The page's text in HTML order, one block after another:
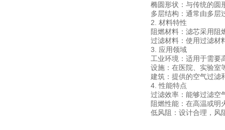
椭圆形状：与传统的圆
多层结构：通常由多层
2. 材料特性
阻燃材料：滤芯采用阻
过滤材料：使用过滤材
3. 应用领域
工业环境：适用于需要
设施：在医院、实验室
建筑：提供的空气过滤
4. 性能特点
过滤效率：能够过滤空
阻燃性能：在高温或明
低风阻：设计合理，风